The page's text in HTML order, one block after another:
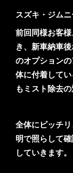
スズキ・ジム
前回同様お客
き、新車納車
のオプション
体に付着して
もミスト除去
全体にビッチ
明で照らして
していきます。